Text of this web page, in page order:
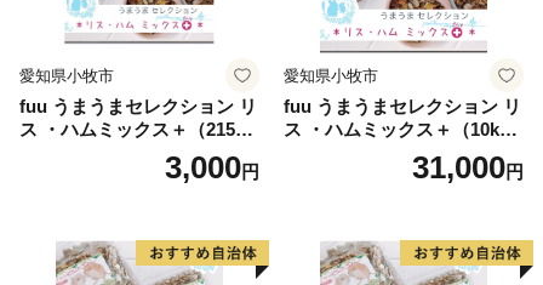
愛知県小牧市
fuu うまうまセレクション リ
ス ・ハムミックス＋（215
3,000円
愛知県小牧市
fuu うまうまセレクション リ
ス ・ハムミックス＋（10k
31,000円